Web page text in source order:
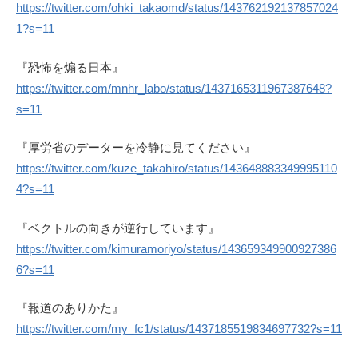
https://twitter.com/ohki_takaomd/status/143762192137857024
1?s=11
『恐怖を煽る日本』
https://twitter.com/mnhr_labo/status/1437165311967387648?
s=11
『厚労省のデーターを冷静に見てください』
https://twitter.com/kuze_takahiro/status/143648883349995110
4?s=11
『ベクトルの向きが逆行しています』
https://twitter.com/kimuramoriyo/status/143659349900927386
6?s=11
『報道のありかた』
https://twitter.com/my_fc1/status/1437185519834697732?s=11